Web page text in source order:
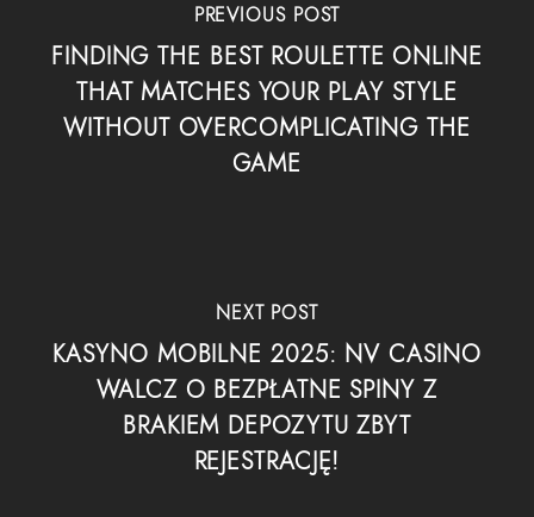
PREVIOUS POST
FINDING THE BEST ROULETTE ONLINE
THAT MATCHES YOUR PLAY STYLE
WITHOUT OVERCOMPLICATING THE
GAME
NEXT POST
KASYNO MOBILNE 2025: NV CASINO
WALCZ O BEZPŁATNE SPINY Z
BRAKIEM DEPOZYTU ZBYT
REJESTRACJĘ!